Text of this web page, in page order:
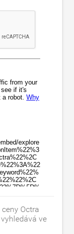
Octra
ve